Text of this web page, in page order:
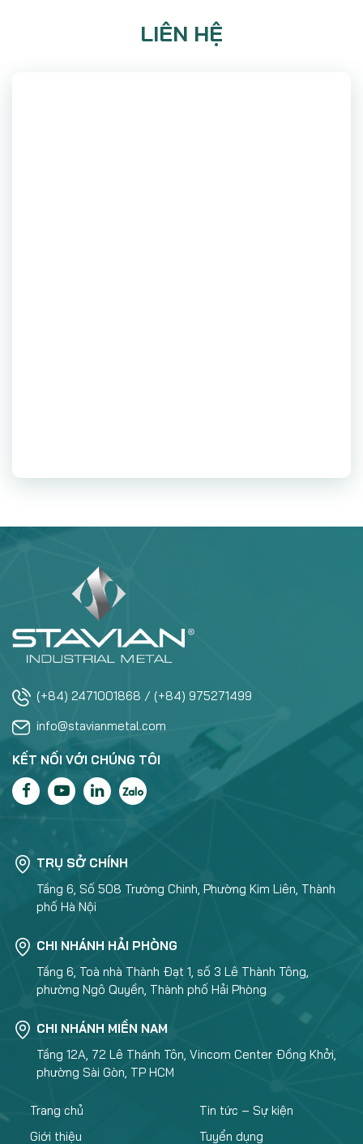
LIÊN HỆ
(+84) 2471001868 / (+84) 975271499
info@stavianmetal.com
KẾT NỐI VỚI CHÚNG TÔI
TRỤ SỞ CHÍNH
Tầng 6, Số 508 Trường Chinh, Phường Kim Liên, Thành
phố Hà Nội
CHI NHÁNH HẢI PHÒNG
Tầng 6, Toà nhà Thành Đạt 1, số 3 Lê Thành Tông,
phường Ngô Quyền, Thành phố Hải Phòng
CHI NHÁNH MIỀN NAM
Tầng 12A, 72 Lê Thánh Tôn, Vincom Center Đồng Khởi,
phường Sài Gòn, TP HCM
Trang chủ
Giới thiệu
Tin tức – Sự kiện
Tuyển dụng